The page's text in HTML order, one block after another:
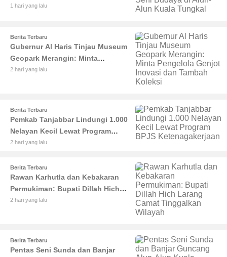
Budaya di Alun-Alun Kuala
1 hari yang lalu
Berita Terbaru
Gubernur Al Haris Tinjau Museum
Geopark Merangin: Minta
Pengelola Genjot Inovasi dan
2 hari yang lalu
Berita Terbaru
Pemkab Tanjabbar Lindungi 1.000
Nelayan Kecil Lewat Program
BPJS Ketenagakerjaan
2 hari yang lalu
Berita Terbaru
Rawan Karhutla dan Kebakaran
Permukiman: Bupati Dillah Hich
Larang Camat Tinggalkan Wilayah
2 hari yang lalu
Berita Terbaru
Pentas Seni Sunda dan Banjar